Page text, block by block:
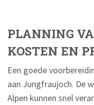
PLANNING
KOSTEN EN
Een goede
aan Jungfraujoch. De
Alpen kunnen snel